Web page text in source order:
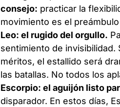
consejo: practicar la
movimiento es el
Leo: el rugido del orgullo.
sentimiento de
méritos, el estallido será
las batallas. No todos los
Escorpio: el aguijón listo
disparador. En estos días,